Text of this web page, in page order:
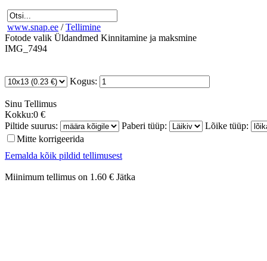
www.snap.ee / Tellimine
Fotode valik Üldandmed Kinnitamine ja maksmine
IMG_7494
Kogus:
Sinu Tellimus
Kokku:0 €
Piltide suurus:
Paberi tüüp:
Lõike tüüp:
Mitte korrigeerida
Eemalda kõik pildid tellimusest
Miinimum tellimus on 1.60 € Jätka